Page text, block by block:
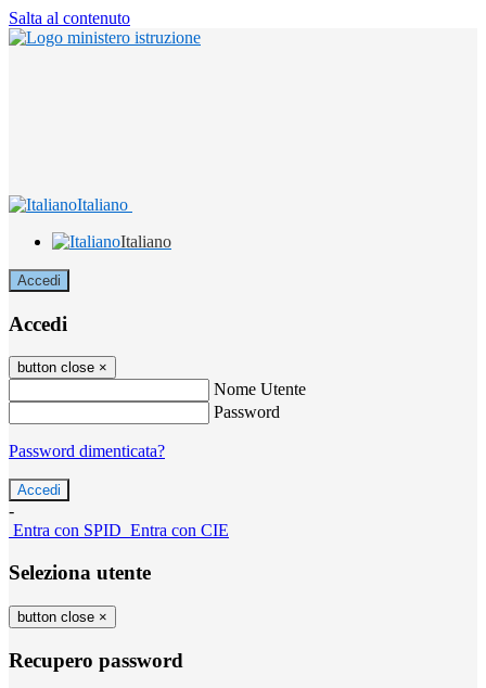
Salta al contenuto
Italiano
Italiano
Accedi
Accedi
button close ×
Nome Utente
Password
Password dimenticata?
-
Entra con SPID Entra con CIE
Seleziona utente
button close ×
Recupero password